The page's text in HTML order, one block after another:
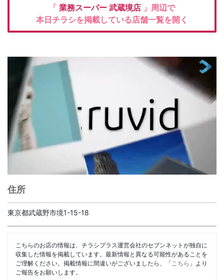
「 業務スーパー 武蔵境店 」周辺で
本日チラシを掲載している店舗一覧を開く
住所
東京都武蔵野市境1-15-18
こちらのお店の情報は、チラシプラス運営会社のセブンネットが独自に
収集した情報を掲載しています。最新情報と異なる可能性があることを
ご理解ください。掲載情報に間違いがございましたら、「 こちら 」より
ご報告をお願いします。